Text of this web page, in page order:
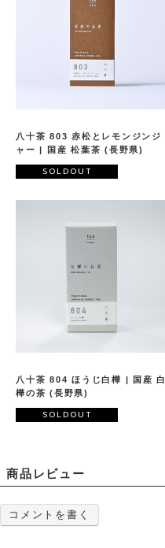
八十茶 803 赤松とレモンジンジ
ャー | 国産 松葉茶 (長野県)
SOLDOUT
八十茶 804 ほうじ白樺 | 国産 白
樺の茶 (長野県)
SOLDOUT
商品レビュー
コメントを書く